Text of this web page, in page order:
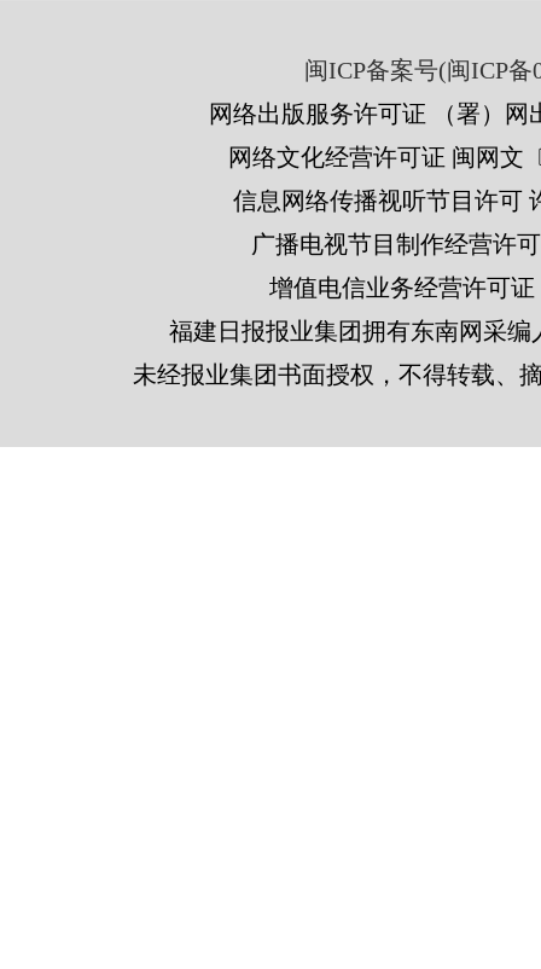
闽ICP备案号(闽ICP备
网络出版服务许可证 （署）网
网络文化经营许可证 闽网文
信息网络传播视听节目许可
广播电视节目制作经营许
增值电信业务经营许可证
福建日报报业集团拥有东南网采
未经报业集团书面授权，不得转载、